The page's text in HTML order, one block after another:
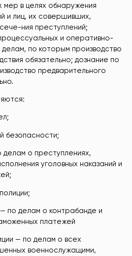
в целях обнаружения
и лиц, их совершивших,
ния преступлений;
и оперативно-
по которым производство
обязательно; дознание по
предварительного
безопасности;
о преступлениях,
уголовных наказаний и
по делам о контрабанде и
платежей
— по делам о всех
военнослужащими,